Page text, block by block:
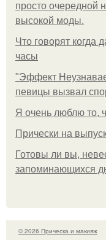
просто очередной
высокой моды.
Что говорят когда
часы
"Эффект
певицы вызвал
Я очень люблю то,
Прически на
Готовы ли вы,
запоминающихся
© 2026 Прическа и макияж